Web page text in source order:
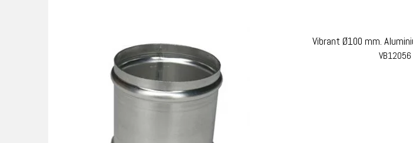
Vibrant Ø100 mm.
VB12056